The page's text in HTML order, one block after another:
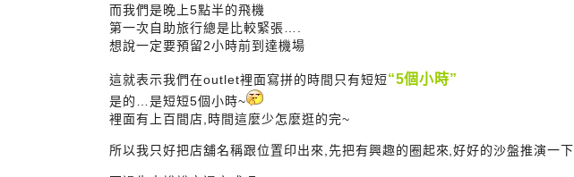
而我們是晚上5點半的飛機
第一次自助旅行總是比較緊張….
想說一定要預留2小時前到達機場
這就表示我們在outlet裡面寫拼的時間只有短短“5個小時”
是的…是短短5個小時~
裡面有上百間店,時間這麼少怎麼逛的完~
所以我只好把店舖名稱跟位置印出來,先把有興趣的圈起來,好好的沙盤推演一下